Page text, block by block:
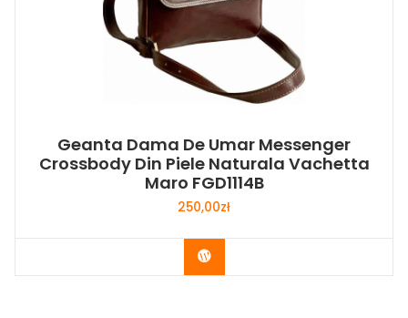
Geanta Dama De Umar Messenger
Crossbody Din Piele Naturala Vachetta
Maro FGD1114B
250,00zł
Buy Now